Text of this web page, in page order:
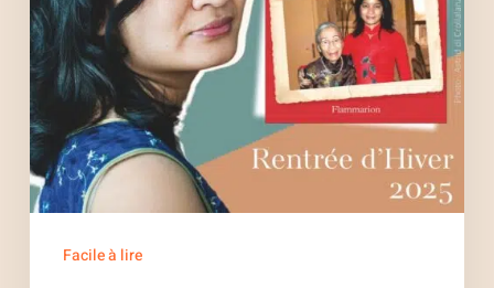
de
la
poésie
Facile à lire